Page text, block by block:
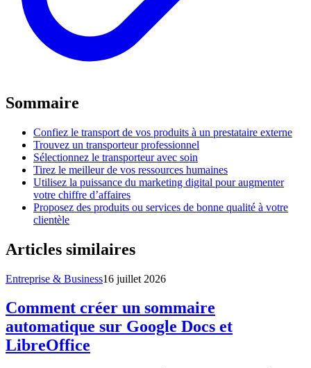
Sommaire
Confiez le transport de vos produits à un prestataire externe
Trouvez un transporteur professionnel
Sélectionnez le transporteur avec soin
Tirez le meilleur de vos ressources humaines
Utilisez la puissance du marketing digital pour augmenter
votre chiffre d’affaires
Proposez des produits ou services de bonne qualité à votre
clientèle
Articles similaires
Entreprise & Business16 juillet 2026
Comment créer un sommaire
automatique sur Google Docs et
LibreOffice